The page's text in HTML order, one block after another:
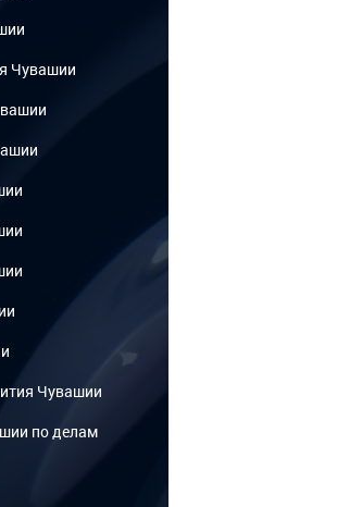
Чувашии
Чувашии
по делам